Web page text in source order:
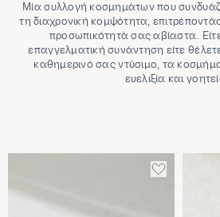
Μία συλλογή κοσμημάτων που
τη διαχρονική κομψότητα,
προσωπικότητά σας αβίαστα.
επαγγελματική συνάντηση είτε
καθημερινό σας ντύσιμο, τα
ευελιξία και
ΠΡΟΣΘΈΣΤΕ
ΣΤΑ